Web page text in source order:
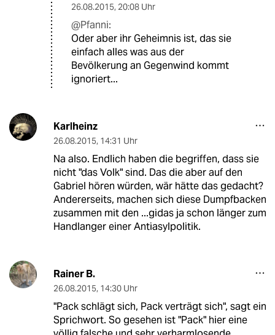
26.08.2015, 20:08 Uhr
@Pfanni:
Oder aber ihr Geheimnis ist, das sie
einfach alles was aus der
Bevölkerung an Gegenwind kommt
ignoriert...
Karlheinz
26.08.2015, 14:31 Uhr
Na also. Endlich haben die begriffen, dass sie
nicht "das Volk" sind. Das die aber auf den
Gabriel hören würden, wär hätte das gedacht?
Andererseits, machen sich diese Dumpfbacken
zusammen mit den ...gidas ja schon länger zum
Handlanger einer Antiasylpolitik.
Rainer B.
26.08.2015, 14:30 Uhr
"Pack schlägt sich, Pack verträgt sich", sagt ein
Sprichwort. So gesehen ist "Pack" hier eine